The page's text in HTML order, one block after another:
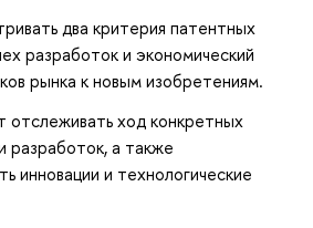
два критерия патентных
разработок и экономический
рынка к новым изобретениям.
отслеживать ход конкретных
разработок, а также
инновации и технологические